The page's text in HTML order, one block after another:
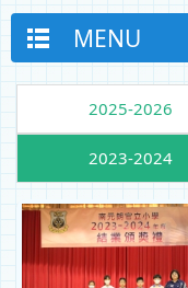
MENU
2025-2026
2023-2024